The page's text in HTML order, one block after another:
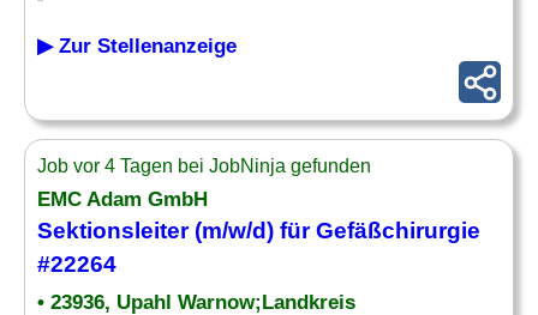
▶ Zur Stellenanzeige
Job vor 4 Tagen bei JobNinja gefunden
EMC Adam GmbH
Sektionsleiter (m/w/d) für Gefäßchirurgie
#22264
• 23936, Upahl Warnow;Landkreis